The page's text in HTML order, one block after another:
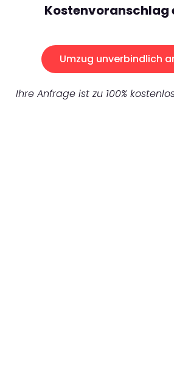
Kostenvoranschlag
Umzug unverbindlich
Ihre Anfrage ist zu 100%